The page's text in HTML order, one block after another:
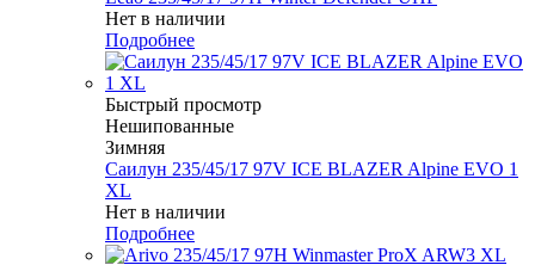
Нет в наличии
Подробнее
Быстрый просмотр
Нешипованные
Зимняя
Саилун 235/45/17 97V ICE BLAZER Alpine EVO 1
XL
Нет в наличии
Подробнее